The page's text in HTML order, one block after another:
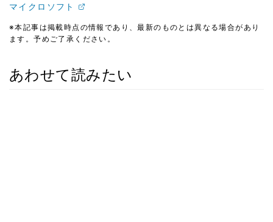
マイクロソフト
※本記事は掲載時点の情報であり、最新のものとは異なる場合があり
ます。予めご了承ください。
あわせて読みたい